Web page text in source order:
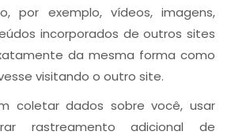
por exemplo, vídeos, imagens,
incorporados de outros sites
da mesma forma como
visitando o outro site.
coletar dados sobre você, usar
rastreamento adicional de